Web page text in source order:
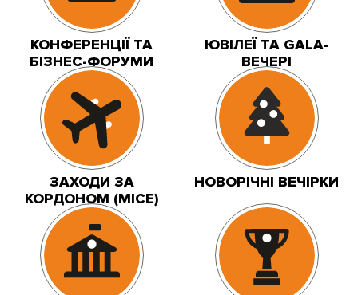
КОНФЕРЕНЦІЇ ТА
БІЗНЕС-ФОРУМИ
ЮВІЛЕЇ ТА GALA-
ВЕЧЕРІ
ЗАХОДИ ЗА
КОРДОНОМ (MICE)
НОВОРІЧНІ ВЕЧІРКИ